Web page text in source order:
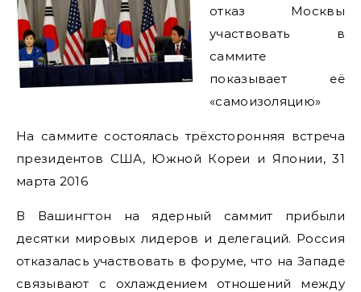
отказ Москвы
участвовать в
саммите
показывает её
«самоизоляцию»
На саммите состоялась трёхсторонняя встреча
президентов США, Южной Кореи и Японии, 31
марта 2016
В Вашингтон на ядерный саммит прибыли
десятки мировых лидеров и делегаций. Россия
отказалась участвовать в форуме, что на Западе
связывают с охлаждением отношений между